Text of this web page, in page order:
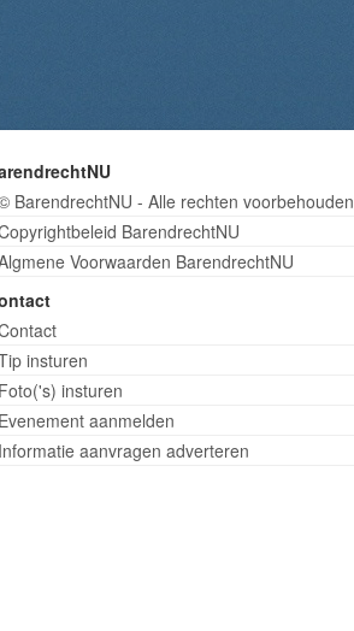
BarendrechtNU - Alle rechten voorbehouden
BarendrechtNU
Voorwaarden BarendrechtNU
insturen
Foto('s) insturen
Evenement aanmelden
Informatie aanvragen adverteren